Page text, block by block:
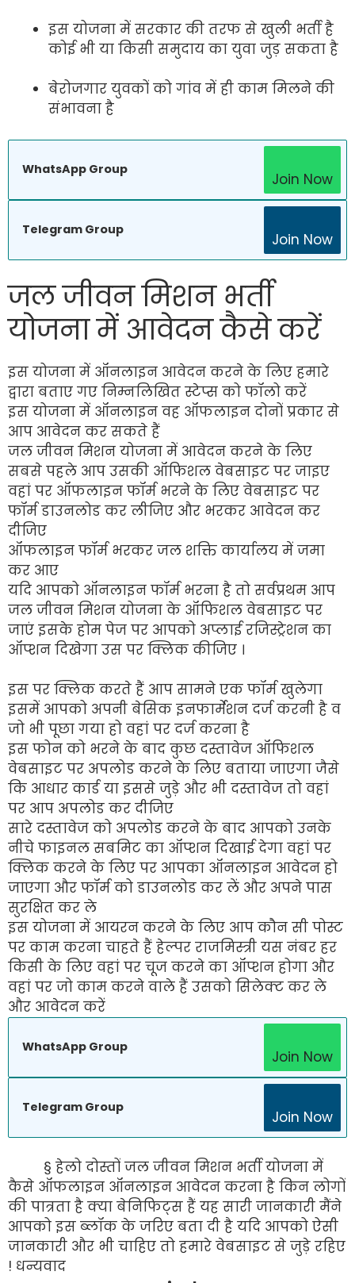
इस योजना में सरकार की तरफ से खुली भर्ती है
कोई भी या किसी समुदाय का युवा जुड़ सकता है
बेरोजगार युवकों को गांव में ही काम मिलने की
संभावना है
WhatsApp Group
Join Now
Telegram Group
Join Now
जल जीवन मिशन भर्ती
योजना में आवेदन कैसे करें
इस योजना में ऑनलाइन आवेदन करने के लिए हमारे
द्वारा बताए गए निम्नलिखित स्टेप्स को फॉलो करें
इस योजना में ऑनलाइन वह ऑफलाइन दोनों प्रकार से
आप आवेदन कर सकते हैं
जल जीवन मिशन योजना में आवेदन करने के लिए
सबसे पहले आप उसकी ऑफिशल वेबसाइट पर जाइए
वहां पर ऑफलाइन फॉर्म भरने के लिए वेबसाइट पर
फॉर्म डाउनलोड कर लीजिए और भरकर आवेदन कर
दीजिए
ऑफलाइन फॉर्म भरकर जल शक्ति कार्यालय में जमा
कर आए
यदि आपको ऑनलाइन फॉर्म भरना है तो सर्वप्रथम आप
जल जीवन मिशन योजना के ऑफिशल वेबसाइट पर
जाएं इसके होम पेज पर आपको अप्लाई रजिस्ट्रेशन का
ऑप्शन दिखेगा उस पर क्लिक कीजिए ।
इस पर क्लिक करते हैं आप सामने एक फॉर्म खुलेगा
इसमें आपको अपनी बेसिक इनफार्मेशन दर्ज करनी है व
जो भी पूछा गया हो वहां पर दर्ज करना है
इस फोन को भरने के बाद कुछ दस्तावेज ऑफिशल
वेबसाइट पर अपलोड करने के लिए बताया जाएगा जैसे
कि आधार कार्ड या इससे जुड़े और भी दस्तावेज तो वहां
पर आप अपलोड कर दीजिए
सारे दस्तावेज को अपलोड करने के बाद आपको उनके
नीचे फाइनल सबमिट का ऑप्शन दिखाई देगा वहां पर
क्लिक करने के लिए पर आपका ऑनलाइन आवेदन हो
जाएगा और फॉर्म को डाउनलोड कर लें और अपने पास
सुरक्षित कर ले
इस योजना में आयरन करने के लिए आप कौन सी पोस्ट
पर काम करना चाहते हैं हेल्पर राजमिस्त्री यस नंबर हर
किसी के लिए वहां पर चूज करने का ऑप्शन होगा और
वहां पर जो काम करने वाले हैं उसको सिलेक्ट कर ले
और आवेदन करें
WhatsApp Group
Join Now
Telegram Group
Join Now
§ हेलो दोस्तों जल जीवन मिशन भर्ती योजना में
कैसे ऑफलाइन ऑनलाइन आवेदन करना है किन लोगों
की पात्रता है क्या बेनिफिट्स हैं यह सारी जानकारी मैंने
आपको इस ब्लॉक के जरिए बता दी है यदि आपको ऐसी
जानकारी और भी चाहिए तो हमारे वेबसाइट से जुड़े रहिए
! धन्यवाद